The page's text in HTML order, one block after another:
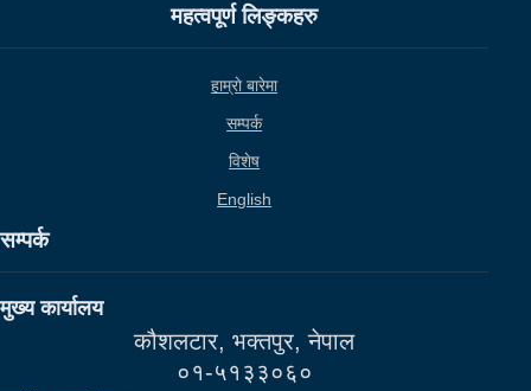
महत्वपूर्ण लिङ्कहरु
हाम्राे बारेमा
सम्पर्क
विशेष
English
सम्पर्क
मुख्य कार्यालय
कौशलटार, भक्तपुर, नेपाल
०१-५१३३०६०